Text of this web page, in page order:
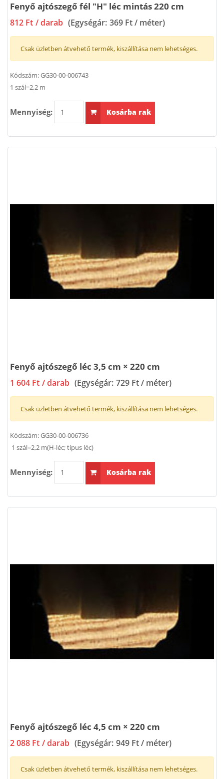
Fenyő ajtószegő fél "H" léc mintás 220 cm
812 Ft / darab (Egységár: 369 Ft / méter)
Csak üzletben átvehető termék, kiszállítása nem lehetséges.
Kódszám:GG30-00-006743
1 szál=2,2 m
Mennyiség: Kosárba rak
Fenyő ajtószegő léc 3,5 cm × 220 cm
1 604 Ft / darab (Egységár: 729 Ft / méter)
Csak üzletben átvehető termék, kiszállítása nem lehetséges.
Kódszám:GG30-00-006736
1 szál=2,2 m(H-léc; típus léc)
Mennyiség: Kosárba rak
Fenyő ajtószegő léc 4,5 cm × 220 cm
2 088 Ft / darab (Egységár: 949 Ft / méter)
Csak üzletben átvehető termék, kiszállítása nem lehetséges.